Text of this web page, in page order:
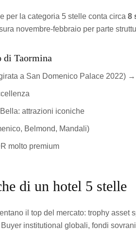
per la categoria 5 stelle conta circa 8
novembre-febbraio per parte
di Taormina
a San Domenico Palace 2022)
attrazioni iconiche
Belmond, Mandali)
molto premium
di un hotel 5 stelle
il top del mercato: trophy
institutional globali, fondi